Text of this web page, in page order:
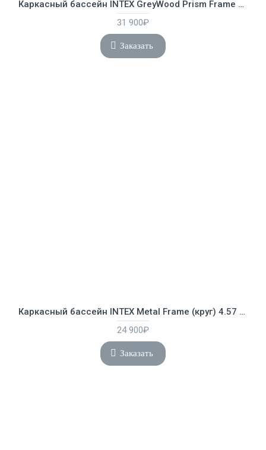
Каркасный бассейн INTEX GreyWood Prism Frame Premium (круг) 4.57 х 1.22 м ; артикул 26742
31 900₽
Заказать
Каркасный бассейн INTEX Metal Frame (круг) 4.57 х 1.22 м ; артикул 28242
24 900₽
Заказать